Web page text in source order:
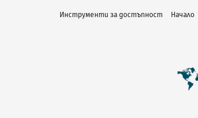
Инструменти за достъпност Начало